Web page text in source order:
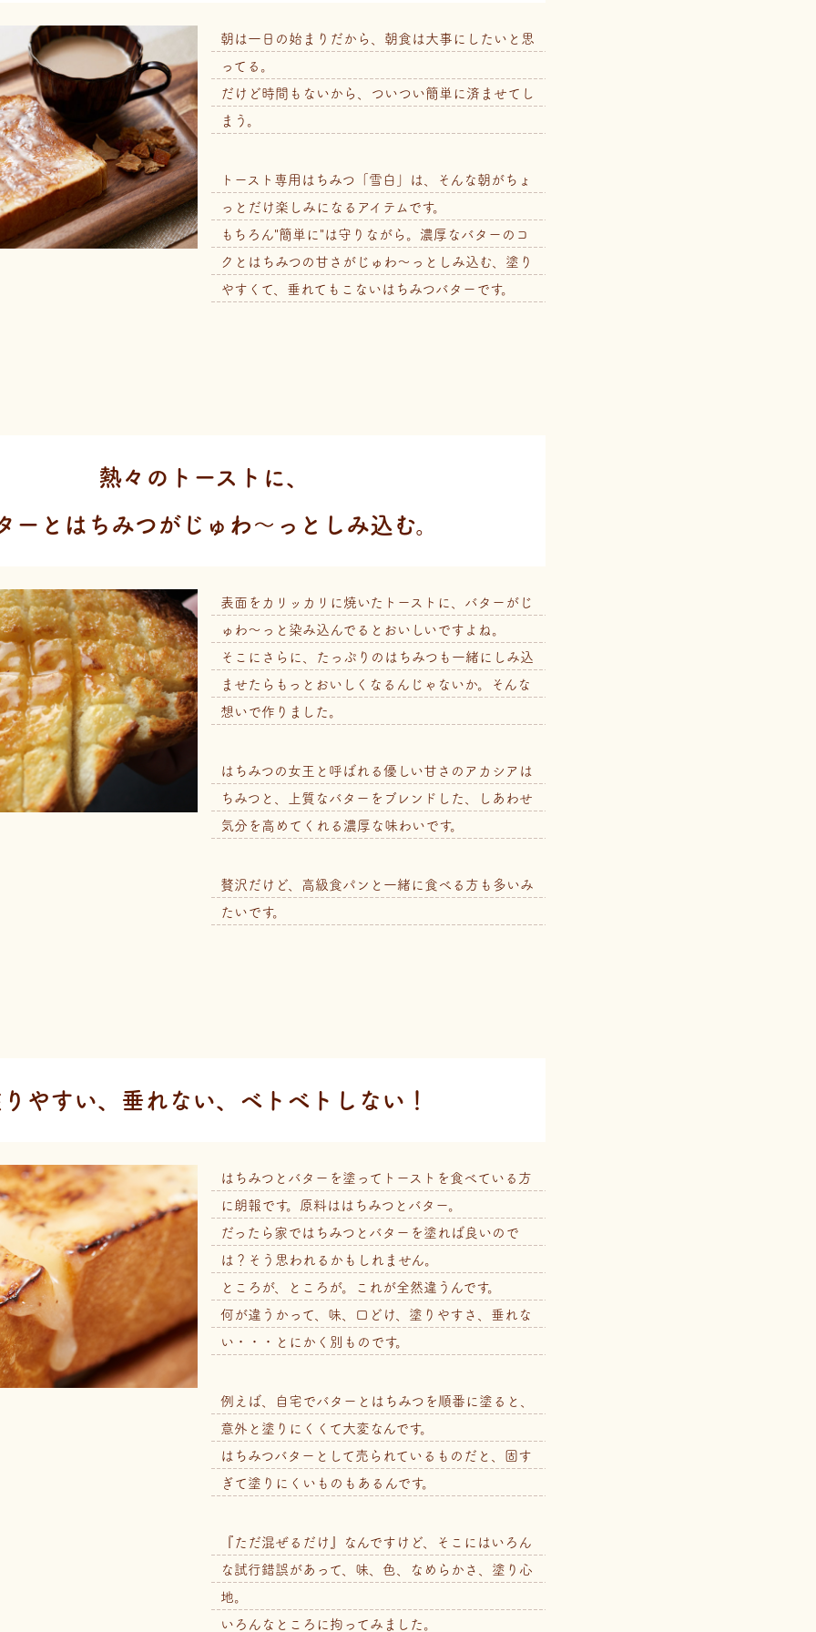
朝は一日の始まりだから、朝食は大事にしたいと思
ってる。
だけど時間もないから、ついつい簡単に済ませてし
まう。
トースト専用はちみつ「雪白」は、そんな朝がちょ
っとだけ楽しみになるアイテムです。
もちろん"簡単に"は守りながら。濃厚なバターのコ
クとはちみつの甘さがじゅわ～っとしみ込む、塗り
やすくて、垂れてもこないはちみつバターです。
熱々のトーストに、
ーと はちみつがじゅわ～っとしみ込む。
表面をカリッカリに焼いたトーストに、バターがじ
ゅわ～っと染み込んでるとおいしいですよね。
そこにさらに、たっぷりのはちみつも一緒にしみ込
ませたらもっとおいしくなるんじゃないか。そんな
想いで作りました。
はちみつの女王と呼ばれる優しい甘さのアカシアは
ちみつと、上質なバターをブレンドした、しあわせ
気分を高めてくれる濃厚な味わいです。
贅沢だけど、高級食パンと一緒に食べる方も多いみ
たいです。
やすい、垂れない、 ベトベトしない！
はちみつとバターを塗ってトーストを食べている方
に朗報です。原料ははちみつとバター。
だったら家ではちみつとバターを塗れば良いので
は？そう思われるかもしれません。
ところが、ところが。これが全然違うんです。
何が違うかって、味、口どけ、塗りやすさ、垂れな
い・・・とにかく別ものです。
例えば、自宅でバターとはちみつを順番に塗ると、
意外と塗りにくくて大変なんです。
はちみつバターとして売られているものだと、固す
ぎて塗りにくいものもあるんです。
『ただ混ぜるだけ』なんですけど、そこにはいろん
な試行錯誤があって、味、色、なめらかさ、塗り心
地。
いろんなところに拘ってみました。